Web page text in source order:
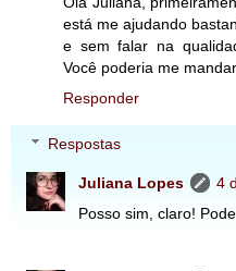
está me ajudando
e sem falar na
Você poderia me
Responder
Respostas
Juliana Lopes
4
Posso sim, claro!